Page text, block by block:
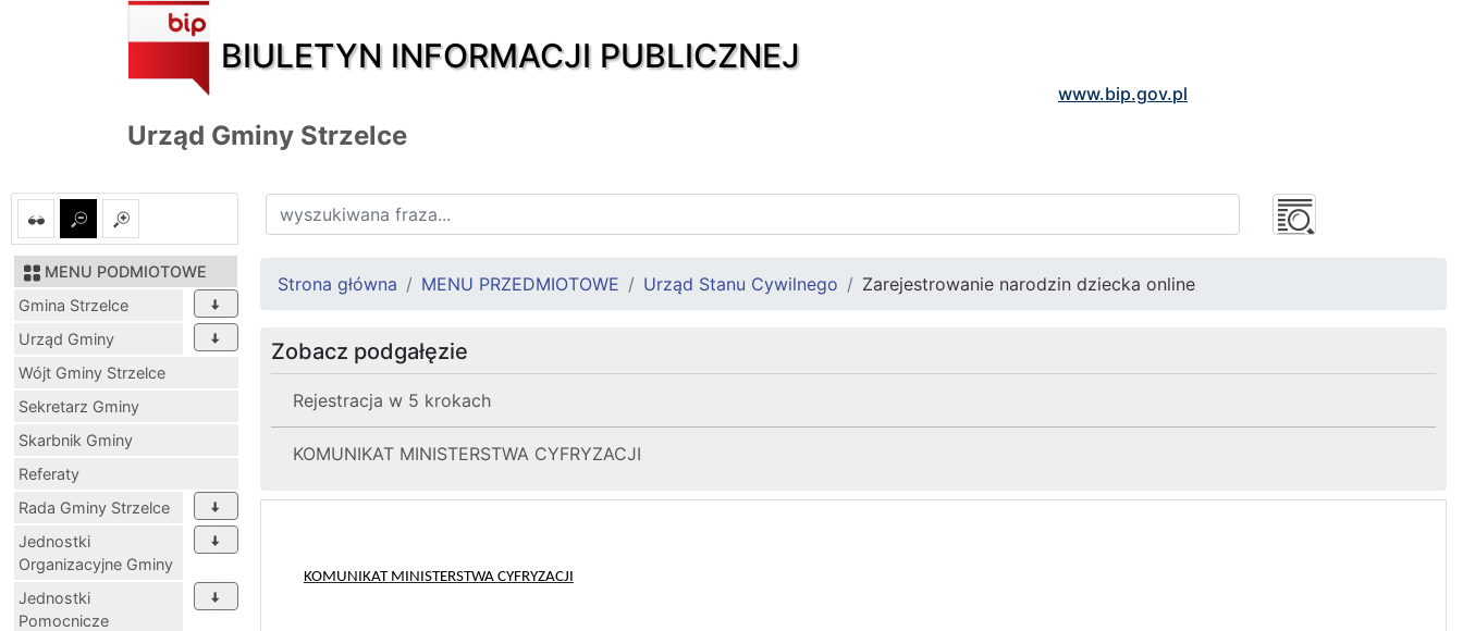
BIULETYN INFORMACJI PUBLICZNEJ
www.bip.gov.pl
Urząd Gminy Strzelce
MENU PODMIOTOWE
Gmina Strzelce
Urząd Gminy
Wójt Gminy Strzelce
Sekretarz Gminy
Skarbnik Gminy
Referaty
Rada Gminy Strzelce
Jednostki
Organizacyjne Gminy
Jednostki
Pomocnicze
Strona główna MENU PRZEDMIOTOWE Urząd Stanu Cywilnego Zarejestrowanie narodzin dziecka online
Zobacz podgałęzie
Rejestracja w 5 krokach
KOMUNIKAT MINISTERSTWA CYFRYZACJI
KOMUNIKAT MINISTERSTWA CYFRYZACJI